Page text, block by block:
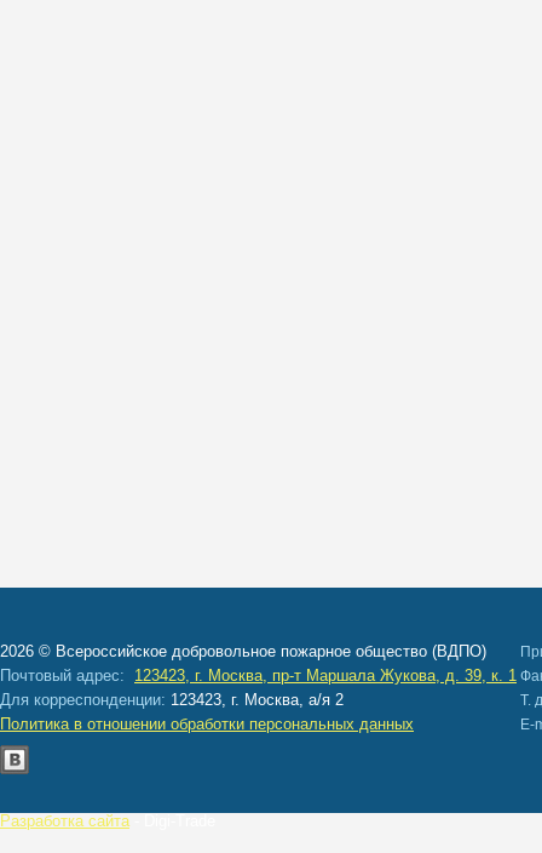
2026 © Всероссийское добровольное пожарное общество (ВДПО)
Почтовый адрес:
123423, г. Москва, пр-т Маршала Жукова, д. 39, к. 1
Для корреспонденции: 123423, г. Москва, а/я 2
Политика в отношении обработки персональных данных
Разработка сайта- Digi-Trade
Т.